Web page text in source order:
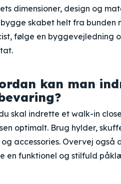
dimensioner, design og
skabet helt fra
følge en byggevejledning
kan man
skal indrette et walk-in
optimalt. Brug hylder,
accessories. Overvej også
en funktionel og stilfuld